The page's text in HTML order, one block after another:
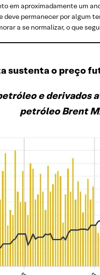
aproximadamente um
permanecer por algum
a se normalizar, o que
sustenta o preço
e derivados
petróleo Brent